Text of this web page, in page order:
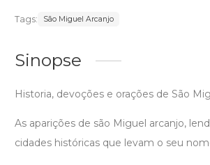
Tags: São Miguel Arcanjo
Sinopse
Historia, devoções e orações de São
As aparições de são Miguel arcanjo,
cidades históricas que levam o seu